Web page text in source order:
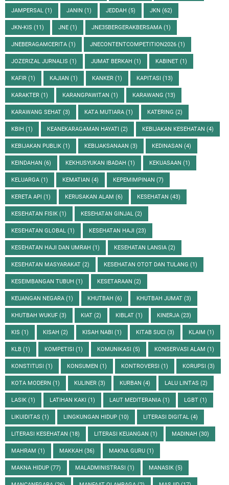
JAMPERSAL (1) JANIN (1) JEDDAH (5) JKN (62)
JKN-KIS (11) JNE (1) JNE35BERGERAKBERSAMA (1)
JNEBERAGAMCERITA (1) JNECONTENTCOMPETITION2026 (1)
JOZERIZAL JURNALIS (1) JUMAT BERKAH (1) KABINET (1)
KAFIR (1) KAJIAN (1) KANKER (1) KAPITASI (13)
KARAKTER (1) KARANGPAWITAN (1) KARAWANG (13)
KARAWANG SEHAT (3) KATA MUTIARA (1) KATERING (2)
KBIH (1) KEANEKARAGAMAN HAYATI (2) KEBIJAKAN KESEHATAN (4)
KEBIJAKAN PUBLIK (1) KEBIJAKSANAAN (3) KEDINASAN (4)
KEINDAHAN (6) KEKHUSYUKAN IBADAH (1) KEKUASAAN (1)
KELUARGA (1) KEMATIAN (4) KEPEMIMPINAN (7)
KERETA API (1) KERUSAKAN ALAM (6) KESEHATAN (43)
KESEHATAN FISIK (1) KESEHATAN GINJAL (2)
KESEHATAN GLOBAL (1) KESEHATAN HAJI (23)
KESEHATAN HAJI DAN UMRAH (1) KESEHATAN LANSIA (2)
KESEHATAN MASYARAKAT (2) KESEHATAN OTOT DAN TULANG (1)
KESEIMBANGAN TUBUH (1) KESETARAAN (2)
KEUANGAN NEGARA (1) KHUTBAH (6) KHUTBAH JUMAT (3)
KHUTBAH WUKUF (3) KIAT (2) KIBLAT (1) KINERJA (23)
KIS (1) KISAH (2) KISAH NABI (1) KITAB SUCI (3) KLAIM (1)
KLB (1) KOMPETISI (1) KOMUNIKASI (5) KONSERVASI ALAM (1)
KONSTITUSI (1) KONSUMEN (1) KONTROVERSI (1) KORUPSI (3)
KOTA MODERN (1) KULINER (3) KURBAN (4) LALU LINTAS (2)
LASIK (1) LATIHAN KAKI (1) LAUT MEDITERANIA (1) LGBT (1)
LIKUIDITAS (1) LINGKUNGAN HIDUP (10) LITERASI DIGITAL (4)
LITERASI KESEHATAN (18) LITERASI KEUANGAN (1) MADINAH (30)
MAHRAM (1) MAKKAH (36) MAKNA GURU (1)
MAKNA HIDUP (77) MALADMINISTRASI (1) MANASIK (5)